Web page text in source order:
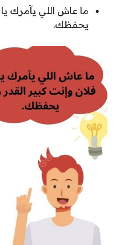
ما عاش اللي يآمرك
يحفظك.